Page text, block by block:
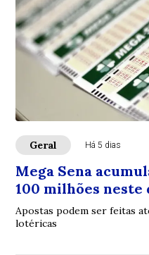
Geral Há 5 dias
Mega Sena
100 milhões neste
Apostas podem ser feitas
lotéricas